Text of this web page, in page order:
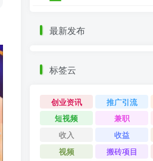
最新发布
标签云
创业资讯 推广引流
短视频
兼职
收入
收益
视频
搬砖项目